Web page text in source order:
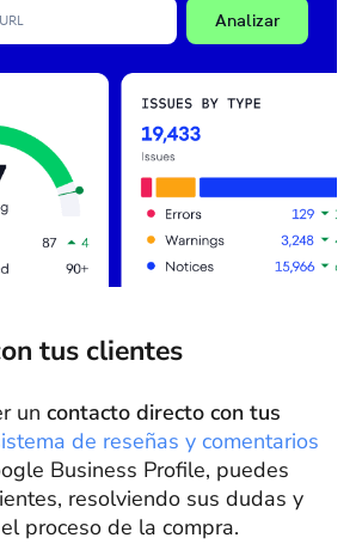
Analizar
tus clientes
un contacto directo con tus
de reseñas y comentarios
Business Profile, puedes
resolviendo sus dudas y
proceso de la compra.